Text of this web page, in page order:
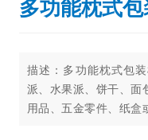
多功能枕式
描述：多功能枕式包
派、水果派、饼干、面
用品、五金零件、纸盒